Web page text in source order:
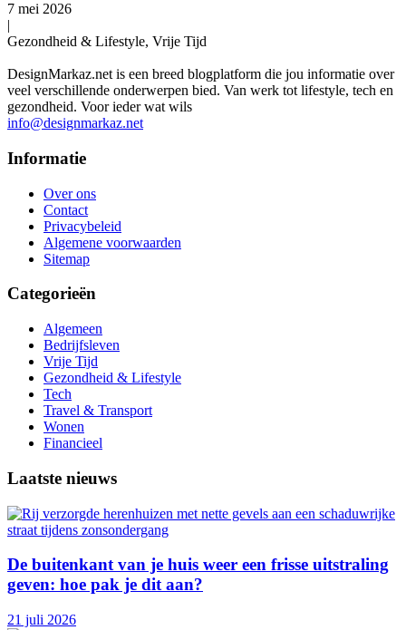
7 mei 2026
|
Gezondheid & Lifestyle, Vrije Tijd
DesignMarkaz.net is een breed blogplatform die jou informatie over
veel verschillende onderwerpen bied. Van werk tot lifestyle, tech en
gezondheid. Voor ieder wat wils
info@designmarkaz.net
Informatie
Over ons
Contact
Privacybeleid
Algemene voorwaarden
Sitemap
Categorieën
Algemeen
Bedrijfsleven
Vrije Tijd
Gezondheid & Lifestyle
Tech
Travel & Transport
Wonen
Financieel
Laatste nieuws
De buitenkant van je huis weer een frisse uitstraling
geven: hoe pak je dit aan?
21 juli 2026